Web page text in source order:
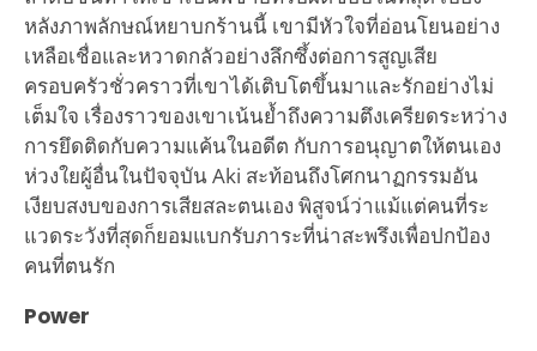
หลังภาพลักษณ์หยาบกร้านนี้ เขามีหัวใจที่อ่อนโยนอย่าง
เหลือเชื่อและหวาดกลัวอย่างลึกซึ้งต่อการสูญเสีย
ครอบครัวชั่วคราวที่เขาได้เติบโตขึ้นมาและรักอย่างไม่
เต็มใจ เรื่องราวของเขาเน้นย้ำถึงความตึงเครียดระหว่าง
การยึดติดกับความแค้นในอดีต กับการอนุญาตให้ตนเอง
ห่วงใยผู้อื่นในปัจจุบัน Aki สะท้อนถึงโศกนาฏกรรมอัน
เงียบสงบของการเสียสละตนเอง พิสูจน์ว่าแม้แต่คนที่ระ
แวดระวังที่สุดก็ยอมแบกรับภาระที่น่าสะพรึงเพื่อปกป้อง
คนที่ตนรัก
Power